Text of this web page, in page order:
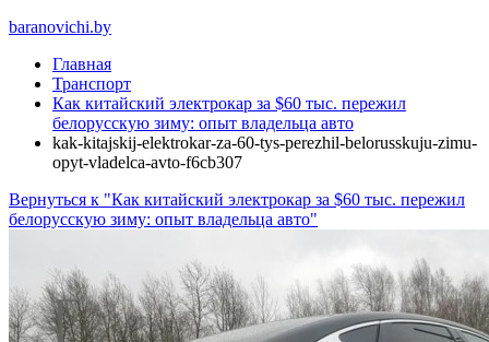
baranovichi.by
Главная
Транспорт
Как китайский электрокар за $60 тыс. пережил
белорусскую зиму: опыт владельца авто
kak-kitajskij-elektrokar-za-60-tys-perezhil-belorusskuju-zimu-
opyt-vladelca-avto-f6cb307
Вернуться к "Как китайский электрокар за $60 тыс. пережил
белорусскую зиму: опыт владельца авто"